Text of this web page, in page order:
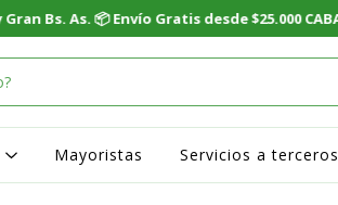
Mayoristas Servicios a terceros